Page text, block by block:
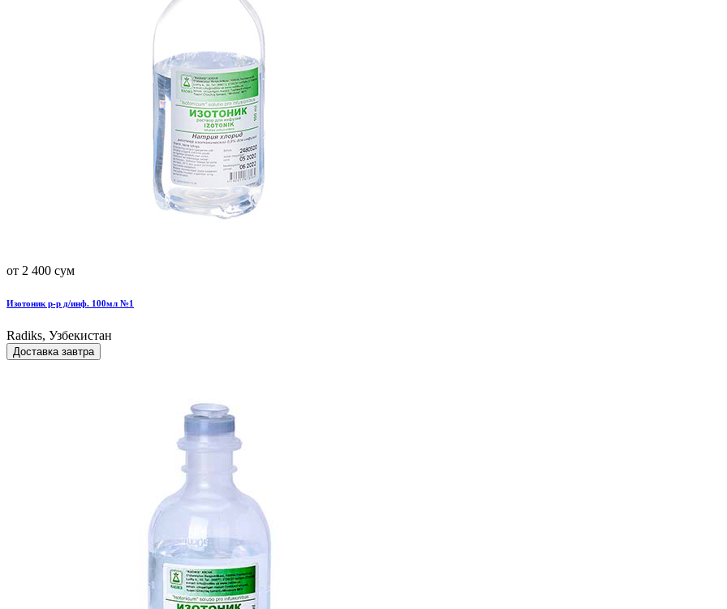
от 2 400 сум
Изотоник р-р д/инф. 100мл №1
Radiks, Узбекистан
Доставка завтра